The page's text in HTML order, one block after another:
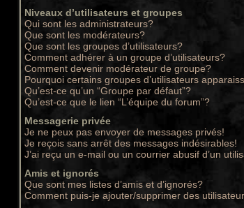
Niveaux d’utilisateurs et groupes
Qui sont les administrateurs?
Que sont les modérateurs?
Que sont les groupes d’utilisateurs?
Comment adhérer à un groupe d’utilisateurs?
Comment devenir modérateur de groupe?
Pourquoi certains groupes d’utilisateurs
Qu’est-ce qu’un “Groupe par défaut”?
Qu’est-ce que le lien “L’équipe du forum”?
Messagerie privée
Je ne peux pas envoyer de messages privés!
Je reçois sans arrêt des messages indésirables!
J’ai reçu un e-mail ou un courrier abusif d’un
Amis et ignorés
Que sont mes listes d’amis et d’ignorés?
Comment puis-je ajouter/supprimer des